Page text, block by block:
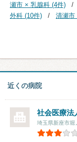
瀬市 × 乳腺科 (4件)
外科 (10件)
清瀬市
近くの病院
社会医療
埼玉県新座市堀